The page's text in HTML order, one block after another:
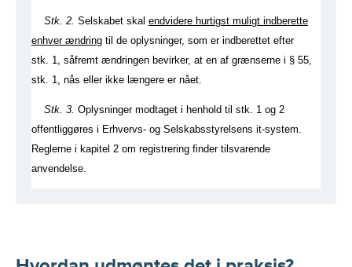
Stk. 2. Selskabet skal endvidere hurtigst muligt indberette
enhver ændring til de oplysninger, som er indberettet efter
stk. 1, såfremt ændringen bevirker, at en af grænserne i § 55,
stk. 1, nås eller ikke længere er nået.
Stk. 3. Oplysninger modtaget i henhold til stk. 1 og 2
offentliggøres i Erhvervs- og Selskabsstyrelsens it-system.
Reglerne i kapitel 2 om registrering finder tilsvarende
anvendelse.